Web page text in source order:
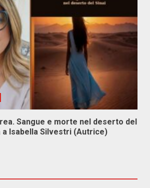
Sangue e morte nel deserto del
a Isabella Silvestri (Autrice)